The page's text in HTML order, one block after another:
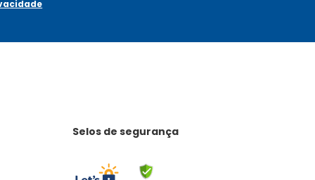
Selos de segurança